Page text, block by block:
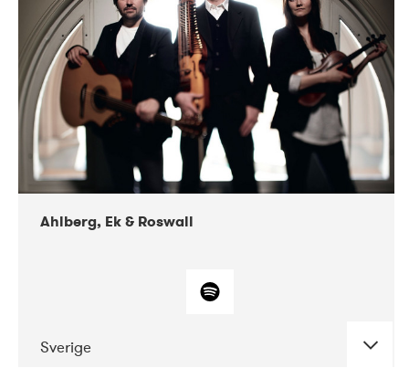
10-2017 Lutakko
10-2017 Tavastia Klubi
Ahlberg, Ek & Roswall
Sverige